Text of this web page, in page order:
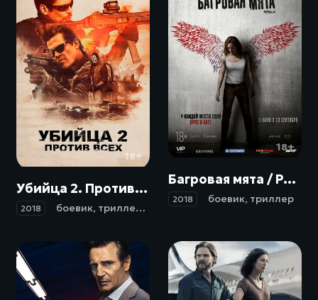
18+
Убийца 2. Против всех / Sicario 2: Soldado (2018)
2018 боевик, триллер , драма,криминал детектив
18+
Багровая мята / Peppermint (2018)
2018 боевик, триллер